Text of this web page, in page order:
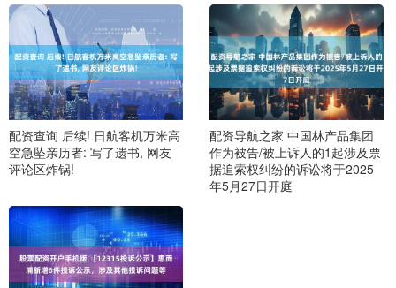
配资查询 后续! 日航客机万米高
空急坠亲历者: 写了遗书, 网友
评论区炸锅!
配资导航之家 中国林产品集团
作为被告/被上诉人的1起涉及票
据追索权纠纷的诉讼将于2025
年5月27日开庭